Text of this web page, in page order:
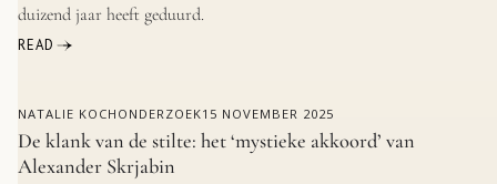
duizend jaar heeft geduurd.
READ
NATALIE KOCH ONDERZOEK15 NOVEMBER 2025
De klank van de stilte: het ‘mystieke akkoord’ van
Alexander Skrjabin